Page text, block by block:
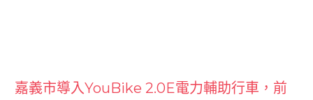
嘉義市導入YouBike 2.0E電力輔助行車，前